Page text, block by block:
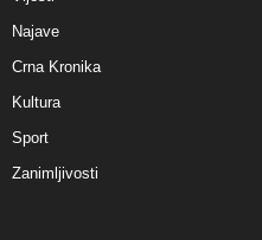
Najave
Crna Kronika
Kultura
Sport
Zanimljivosti